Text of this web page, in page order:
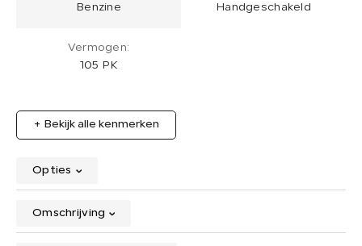
Benzine
Handgeschakeld
Vermogen:
105 PK
+ Bekijk alle kenmerken
Opties
Omschrijving